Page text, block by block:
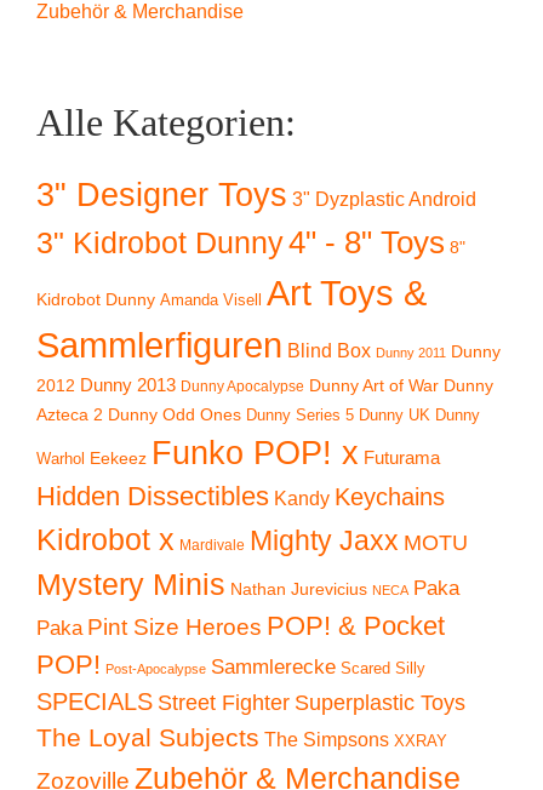
Zubehör & Merchandise
Alle Kategorien:
3" Designer Toys 3" Dyzplastic Android
3" Kidrobot Dunny4" - 8" Toys 8"
Kidrobot Dunny Amanda Visell
Art Toys &
Sammlerfiguren Blind Box Dunny 2011
Dunny
2012 Dunny 2013 Dunny Apocalypse Dunny Art of War Dunny
Azteca 2 Dunny Odd Ones Dunny Series 5 Dunny UK Dunny
Warhol Eekeez Funko POP! x Futurama
Hidden Dissectibles Kandy Keychains
Kidrobot x Mardivale Mighty Jaxx MOTU
Mystery Minis Nathan Jurevicius NECA Paka
Paka Pint Size Heroes POP! & Pocket
POP! Post-Apocalypse Sammlerecke Scared Silly
SPECIALS Street Fighter Superplastic Toys
The Loyal Subjects The Simpsons XXRAY
Zozoville Zubehör & Merchandise